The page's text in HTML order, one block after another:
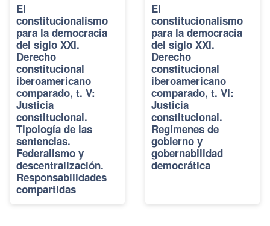
El
constitucionalismo
para la democracia
del siglo XXI.
Derecho
constitucional
iberoamericano
comparado, t. V:
Justicia
constitucional.
Tipología de las
sentencias.
Federalismo y
descentralización.
Responsabilidades
compartidas
El
constitucionalismo
para la democracia
del siglo XXI.
Derecho
constitucional
iberoamericano
comparado, t. VI:
Justicia
constitucional.
Regímenes de
gobierno y
gobernabilidad
democrática